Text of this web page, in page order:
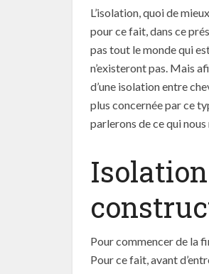
L’isolation, quoi de
pour ce fait, dans ce
pas tout le monde qui
n’existeront pas. Mais
d’une isolation entre
plus concernée par ce
parlerons de ce qui
Pour commencer de la
Pour ce fait, avant